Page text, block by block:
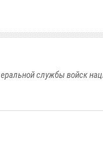
службы войск